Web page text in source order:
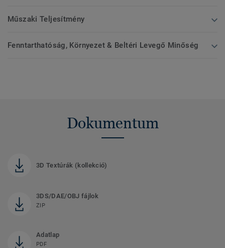
Műszaki Teljesítmény
Fenntarthatóság, Környezet & Beltéri Levegő Minőség
Dokumentum
3D Textúrák (kollekció)
3DS/DAE/OBJ fájlok
ZIP
Adatlap
PDF